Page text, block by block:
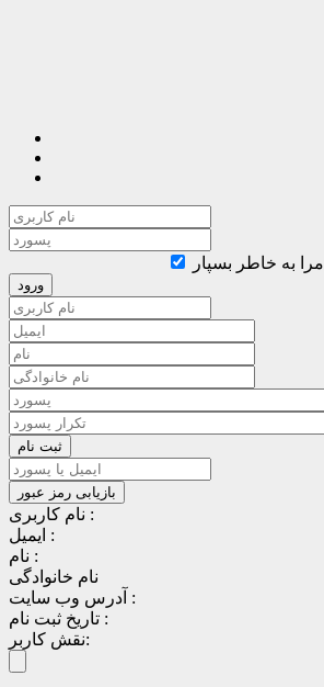
مرا به خاطر بسپار
نام کاربری :
ایمیل :
نام :
نام خانوادگی
آدرس وب سایت :
تاریخ ثبت نام :
نقش کاربر: